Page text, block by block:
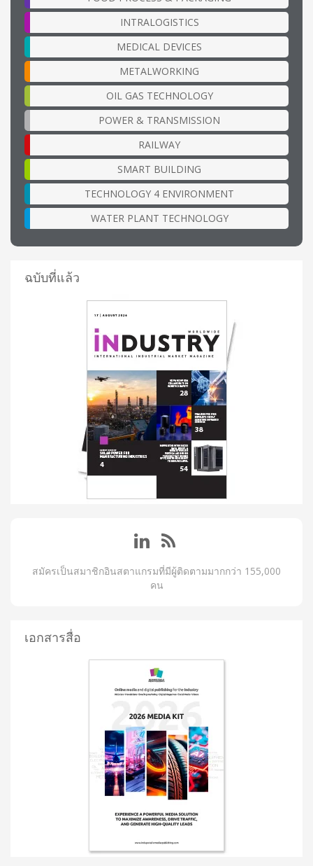
INTRALOGISTICS
MEDICAL DEVICES
METALWORKING
OIL GAS TECHNOLOGY
POWER & TRANSMISSION
RAILWAY
SMART BUILDING
TECHNOLOGY 4 ENVIRONMENT
WATER PLANT TECHNOLOGY
ฉบับที่แล้ว
สมัครเป็นสมาชิกอินสตาแกรมที่มีผู้ติดตามมากกว่า 155,000
คน
เอกสารสื่อ